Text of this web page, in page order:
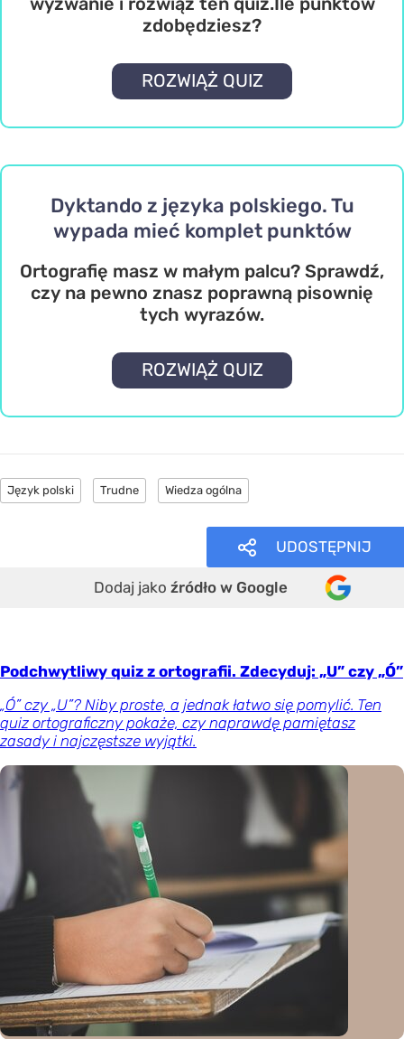
zdobędziesz?
ROZWIĄŻ QUIZ
Dyktando z języka polskiego. Tu
wypada mieć komplet punktów
Ortografię masz w małym palcu? Sprawdź,
czy na pewno znasz poprawną pisownię
tych wyrazów.
ROZWIĄŻ QUIZ
Język polski Trudne Wiedza ogólna
UDOSTĘPNIJ
Dodaj jako źródło w Google
Podchwytliwy quiz z ortografii. Zdecyduj: „U” czy „Ó”
„Ó” czy „U”? Niby proste, a jednak łatwo się pomylić. Ten
quiz ortograficzny pokaże, czy naprawdę pamiętasz
zasady i najczęstsze wyjątki.